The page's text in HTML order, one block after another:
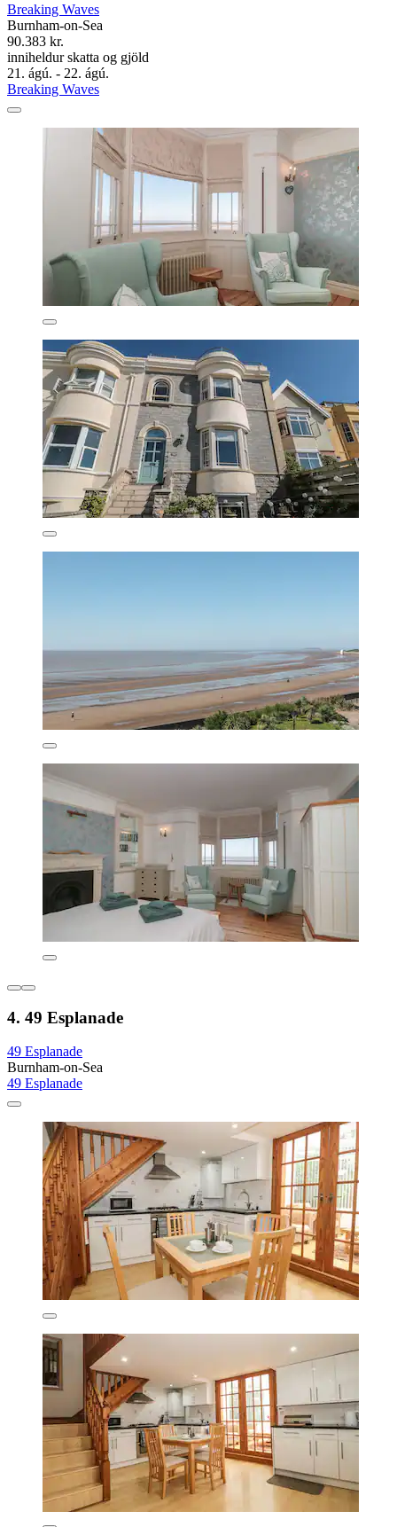
Breaking Waves
Burnham-on-Sea
90.383 kr.
inniheldur skatta og gjöld
21. ágú. - 22. ágú.
Breaking Waves
4. 49 Esplanade
49 Esplanade
Burnham-on-Sea
49 Esplanade